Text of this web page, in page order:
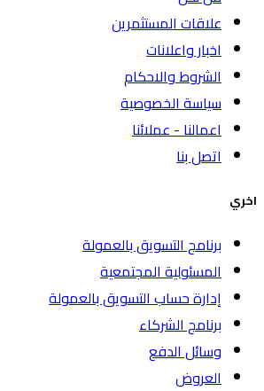
علاقات المستثمرين
اخبار واعلانات
الشروط والاحكام
سياسة الخصوصية
اعمالنا - عملائنا
اتصل بنا
اخري
برنامج التسويق بالعمولة
المسئولية المجتمعية
إدارة حساب التسويق بالعمولة
برنامج الشركاء
وسائل الدفع
العروض